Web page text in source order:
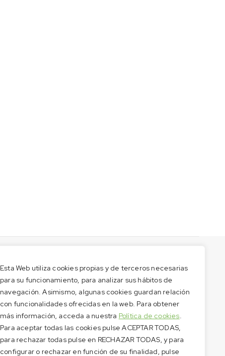
Esta Web utiliza cookies propias y de terceros necesarias
para su funcionamiento, para analizar sus hábitos de
navegación. Asimismo, algunas cookies guardan relación
con funcionalidades ofrecidas en la web. Para obtener
más información, acceda a nuestra Política de cookies.
Para aceptar todas las cookies pulse ACEPTAR TODAS,
para rechazar todas pulse en RECHAZAR TODAS, y para
configurar o rechazar en función de su finalidad, pulse